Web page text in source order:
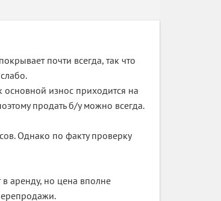
почти всегда, так что
основной износ приходится на
продать б/у можно всегда.
Однако по факту проверку
аренду, но цена вполне